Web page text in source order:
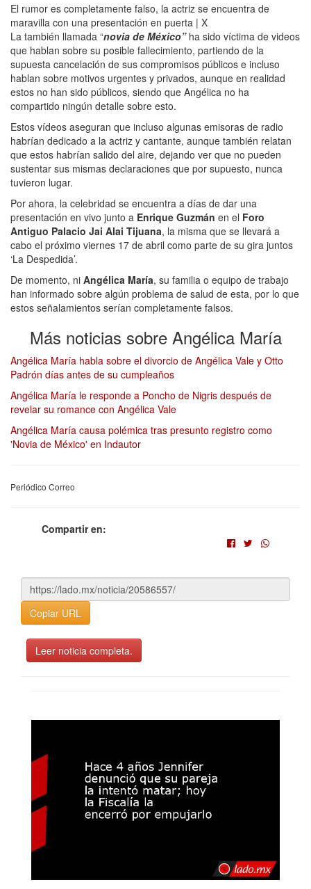
El rumor es completamente falso, la actriz se encuentra de
maravilla con una presentación en puerta | X
La también llamada “novia de México”ha sido víctima de videos
que hablan sobre su posible fallecimiento, partiendo de la
supuesta cancelación de sus compromisos públicos e incluso
hablan sobre motivos urgentes y privados, aunque en realidad
estos no han sido públicos, siendo que Angélica no ha
compartido ningún detalle sobre esto.
Estos vídeos aseguran que incluso algunas emisoras de radio
habrían dedicado a la actriz y cantante, aunque también relatan
que estos habrían salido del aire, dejando ver que no pueden
sustentar sus mismas declaraciones que por supuesto, nunca
tuvieron lugar.
Por ahora, la celebridad se encuentra a días de dar una
presentación en vivo junto a Enrique Guzmán en el Foro
Antiguo Palacio Jai Alai Tijuana, la misma que se llevará a
cabo el próximo viernes 17 de abril como parte de su gira juntos
‘La Despedida’.
De momento, ni Angélica María, su familia o equipo de trabajo
han informado sobre algún problema de salud de esta, por lo que
estos señalamientos serían completamente falsos.
Más noticias sobre Angélica María
Angélica María habla sobre el divorcio de Angélica Vale y Otto
Padrón días antes de su cumpleaños
Angélica María le responde a Poncho de Nigris después de
revelar su romance con Angélica Vale
Angélica María causa polémica tras presunto registro como
'Novia de México' en Indautor
Periódico Correo
Compartir en:
Copiar URL
Leer noticia completa.